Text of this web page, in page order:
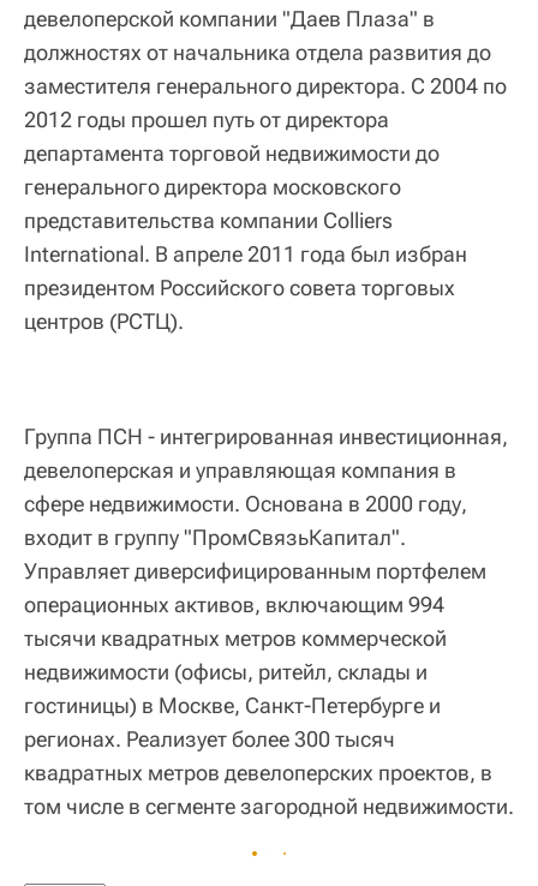
девелоперской компании "Даев Плаза" в
должностях от начальника отдела развития до
заместителя генерального директора. С 2004 по
2012 годы прошел путь от директора
департамента торговой недвижимости до
генерального директора московского
представительства компании Colliers
International. В апреле 2011 года был избран
президентом Российского совета торговых
центров (РСТЦ).
Группа ПСН - интегрированная инвестиционная,
девелоперская и управляющая компания в
сфере недвижимости. Основана в 2000 году,
входит в группу "ПромСвязьКапитал".
Управляет диверсифицированным портфелем
операционных активов, включающим 994
тысячи квадратных метров коммерческой
недвижимости (офисы, ритейл, склады и
гостиницы) в Москве, Санкт-Петербурге и
регионах. Реализует более 300 тысяч
квадратных метров девелоперских проектов, в
том числе в сегменте загородной недвижимости.